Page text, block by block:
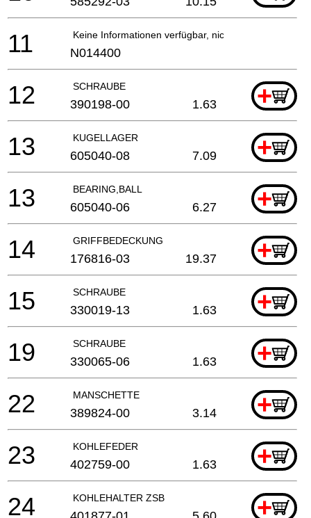
Keine Informationen verfügbar, nicht bestellbar
11 N014400
SCHRAUBE +
12 390198-00 1.63
KUGELLAGER +
13 605040-08 7.09
BEARING,BALL +
13 605040-06 6.27
GRIFFBEDECKUNG +
14 176816-03 19.37
SCHRAUBE +
15 330019-13 1.63
SCHRAUBE +
19 330065-06 1.63
MANSCHETTE +
22 389824-00 3.14
KOHLEFEDER +
23 402759-00 1.63
KOHLEHALTER ZSB +
24